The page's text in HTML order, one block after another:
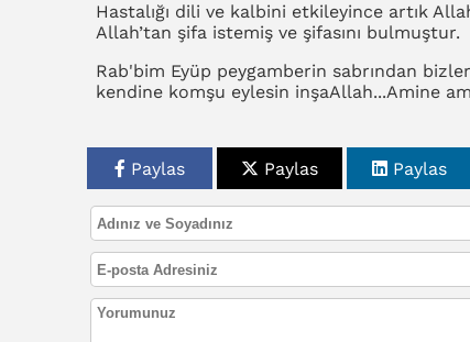
Hastalığı dili ve kalbini etkileyince artık
Allah’tan şifa istemiş ve şifasını bulmuştur.
Rab'bim Eyüp peygamberin sabrından
kendine komşu eylesin inşaAllah...Amine
Paylas Paylas Paylas